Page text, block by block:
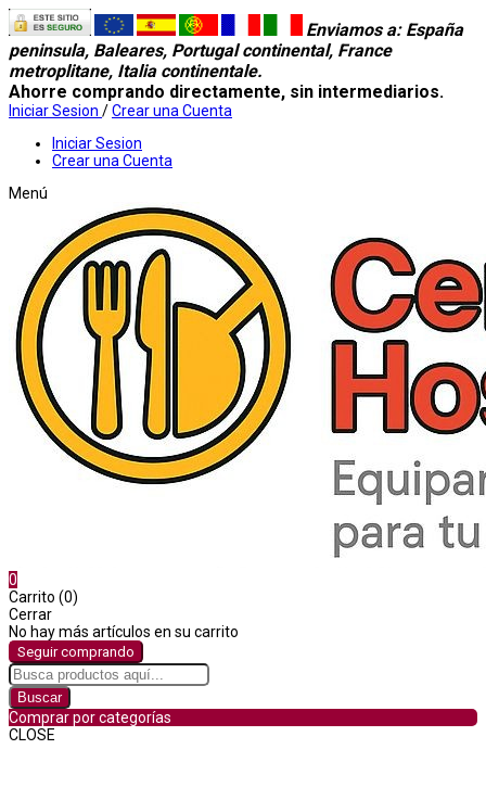
Enviamos a: España
peninsula, Baleares, Portugal continental, France
metroplitane, Italia continentale.
Ahorre comprando directamente, sin intermediarios.
Iniciar Sesion /Crear una Cuenta
Iniciar Sesion
Crear una Cuenta
Menú
0
Carrito (0)
Cerrar
No hay más artículos en su carrito
Seguir comprando
Buscar
Comprar por categorías
CLOSE